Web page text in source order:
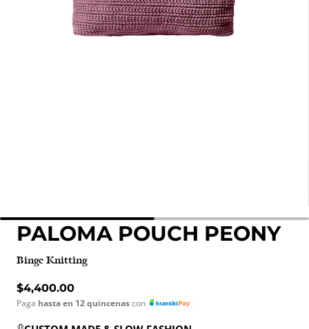
PALOMA POUCH PEONY
Binge Knitting
Regular price
$4,400.00
Paga hasta en 12 quincenascon